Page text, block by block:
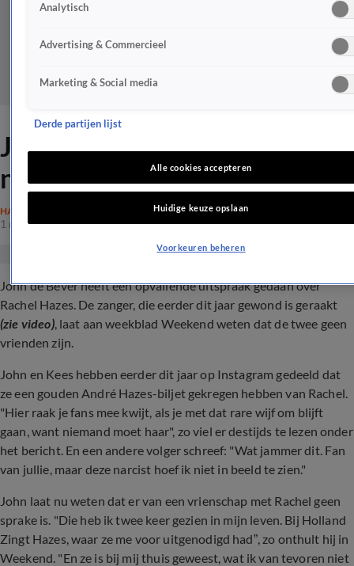
John de Bever: 'Rachel Hazes
niet mijn vriendin'
HAZES
1 mei 2024, 22:47
John de Bever heeft een opvallende uitspraak gedaan over
Rachel Hazes. De zanger, die eerder dit jaar gewond is geraakt
(zie video), laat aan weekblad Weekend weten dat de twee geen
vrienden zijn.
John en Kees hebben eerder dit jaar op Instagram gedeeld dat
ze een gouden André Hazes-biljet gekregen hebben van Rachel.
"Hier raak je fans mee kwijt, als je met dat rare wijf om blijft
gaan, want niemand moet haar", zo viel er destijds te lezen onder
het bericht. En een andere volger schreef: "Wat jammer dit. Fan
van jullie, maar deze narcist hoef ik niet in beeld te zien."
John laat nu weten dat er van een vrienschap met Rachel geen
sprake is. "Die heb ik twee keer gezien in mijn leven. Bij Holland
Zingt Hazes, waar ze me voor uitgenodigd had”, zo onthult hij in
Weekend. "En ze is bij mij thuis geweest, wat ik van tevoren niet
Analytisch
Advertising & Commercieel
Marketing & Social media
Derde partijen lijst
Alle cookies accepteren
Huidige keuze opslaan
Voorkeuren beheren